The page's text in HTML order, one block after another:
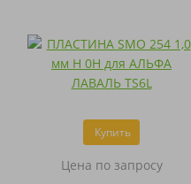
Купить
Цена по запросу